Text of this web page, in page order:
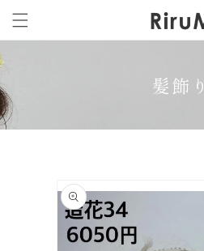
ンツに
進む
髪飾り
報にス
キップ